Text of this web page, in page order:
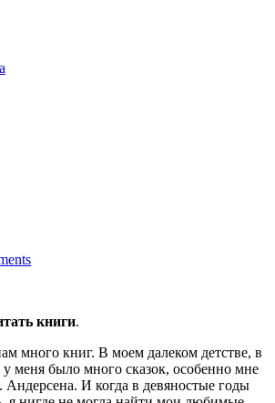
книги.
много книг. В моем далеком детстве, в
меня было много сказок, особенно мне
Андерсена. И когда в девяностые годы